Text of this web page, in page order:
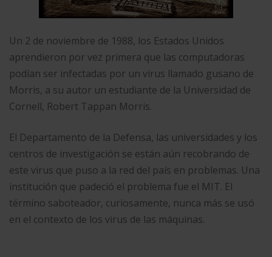
Un 2 de noviembre de 1988, los Estados Unidos
aprendieron por vez primera que las computadoras
podían ser infectadas por un virus llamado gusano de
Morris, a su autor un estudiante de la Universidad de
Cornell, Robert Tappan Morris.
El Departamento de la Defensa, las universidades y los
centros de investigación se están aún recobrando de
este virus que puso a la red del país en problemas. Una
institución que padeció el problema fue el MIT. El
término saboteador, curiosamente, nunca más se usó
en el contexto de los virus de las máquinas.